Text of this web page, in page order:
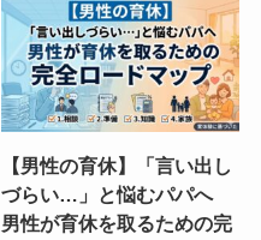
【男性の育休】「言い出し
づらい…」と悩むパパへ
男性が育休を取るための完